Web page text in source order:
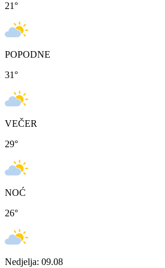
21°
POPODNE
31°
VEČER
29°
NOĆ
26°
Nedjelja: 09.08